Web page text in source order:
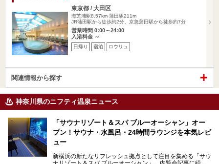
東京都 / 大田区
海芝浦駅8.57km 蒲田駅211m
JR蒲田駅から徒歩約2分、京急蒲田駅から徒歩約7分
営業時間 0:00～24:00
入浴料金 ～
日帰り 宿泊 ロウリュ
関連情報から探す
神奈川県のニフティ温泉ニュース
「サウナリゾート＆スパ ブルーオーシャン」オー
プン！サウナ・水風呂・24時間ラウンジを本気レビ
ュー
新横浜の新たなリフレッシュ拠点として注目を集める「サウ